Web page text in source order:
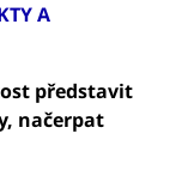
A
představit
načerpat